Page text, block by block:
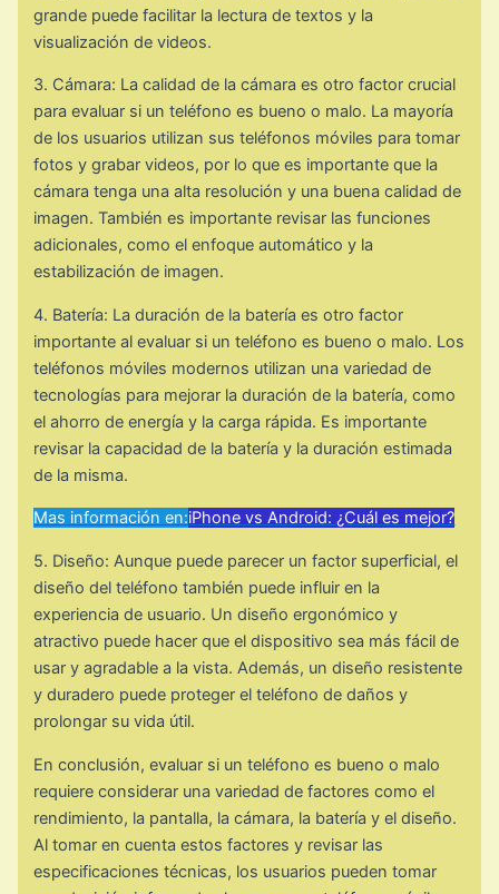
grande puede facilitar la lectura de textos y la
visualización de videos.
3. Cámara: La calidad de la cámara es otro factor crucial
para evaluar si un teléfono es bueno o malo. La mayoría
de los usuarios utilizan sus teléfonos móviles para tomar
fotos y grabar videos, por lo que es importante que la
cámara tenga una alta resolución y una buena calidad de
imagen. También es importante revisar las funciones
adicionales, como el enfoque automático y la
estabilización de imagen.
4. Batería: La duración de la batería es otro factor
importante al evaluar si un teléfono es bueno o malo. Los
teléfonos móviles modernos utilizan una variedad de
tecnologías para mejorar la duración de la batería, como
el ahorro de energía y la carga rápida. Es importante
revisar la capacidad de la batería y la duración estimada
de la misma.
Mas información en:iPhone vs Android: ¿Cuál es mejor?
5. Diseño: Aunque puede parecer un factor superficial, el
diseño del teléfono también puede influir en la
experiencia de usuario. Un diseño ergonómico y
atractivo puede hacer que el dispositivo sea más fácil de
usar y agradable a la vista. Además, un diseño resistente
y duradero puede proteger el teléfono de daños y
prolongar su vida útil.
En conclusión, evaluar si un teléfono es bueno o malo
requiere considerar una variedad de factores como el
rendimiento, la pantalla, la cámara, la batería y el diseño.
Al tomar en cuenta estos factores y revisar las
especificaciones técnicas, los usuarios pueden tomar